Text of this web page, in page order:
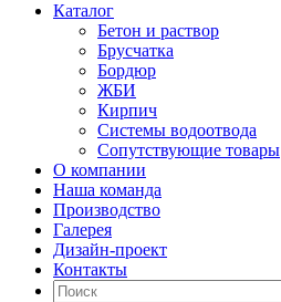
Каталог
Бетон и раствор
Брусчатка
Бордюр
ЖБИ
Кирпич
Системы водоотвода
Сопутствующие товары
О компании
Наша команда
Производство
Галерея
Дизайн-проект
Контакты